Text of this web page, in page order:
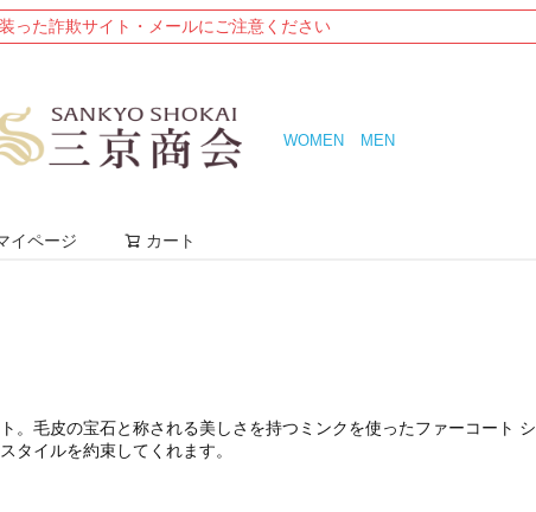
った詐欺サイト・メールにご注意ください
WOMEN MEN
イページ カート
。毛皮の宝石と称される美しさを持つミンクを使ったファーコート シ
タイルを約束してくれます。